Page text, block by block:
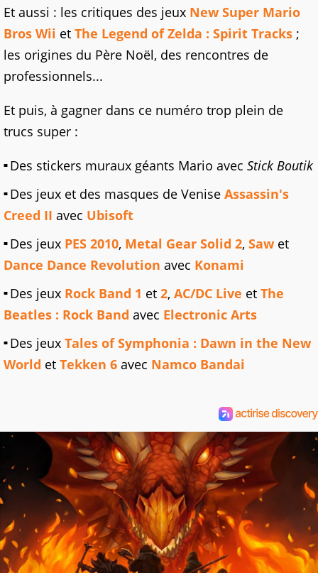
Et aussi : les critiques des jeux New Super Mario
Bros Wii et The Legend of Zelda : Spirit Tracks ;
les origines du Père Noël, des rencontres de
professionnels...
Et puis, à gagner dans ce numéro trop plein de
trucs super :
Des stickers muraux géants Mario avec Stick Boutik
Des jeux et des masques de Venise Assassin's
Creed II avec Ubisoft
Des jeux PES 2010, Metal Gear Solid 2, Saw et
Dance Dance Revolution avec Konami
Des jeux Rock Band 1 et 2, AC/DC Live et The
Beatles : Rock Band avec Electronic Arts
Des jeux Tales of Symphonia : Dawn in the New
World et Tekken 6 avec Namco Bandai